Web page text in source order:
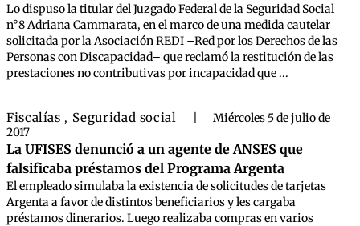
Lo dispuso la titular del Juzgado Federal de la Seguridad Social
n°8 Adriana Cammarata, en el marco de una medida cautelar
solicitada por la Asociación REDI –Red por los Derechos de las
Personas con Discapacidad– que reclamó la restitución de las
prestaciones no contributivas por incapacidad que ...
Fiscalías , Seguridad social
Miércoles 5 de julio de
2017
La UFISES denunció a un agente de ANSES que
falsificaba préstamos del Programa Argenta
El empleado simulaba la existencia de solicitudes de tarjetas
Argenta a favor de distintos beneficiarios y les cargaba
préstamos dinerarios. Luego realizaba compras en varios